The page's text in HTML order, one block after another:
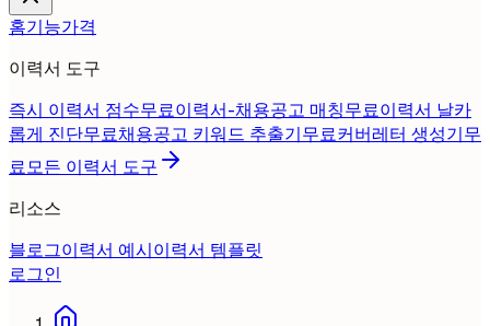
홈기능가격
이력서 도구
즉시 이력서 점수무료이력서-채용공고 매칭무료이력서 날카
롭게 진단무료채용공고 키워드 추출기무료커버레터 생성기무
료모든 이력서 도구
리소스
블로그이력서 예시이력서 템플릿
로그인